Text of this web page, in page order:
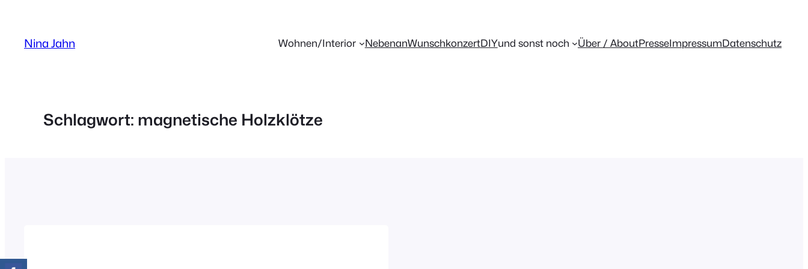
springen
Nina Jahn Wohnen/Interior NebenanWunschkonzertDIYund sonst noch Über / AboutPresseImpressumDatenschutz
Schlagwort: magnetische Holzklötze